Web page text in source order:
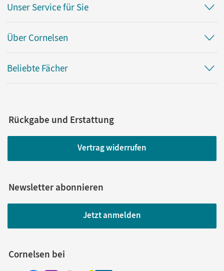
Unser Service für Sie
Über Cornelsen
Beliebte Fächer
Rückgabe und Erstattung
Vertrag widerrufen
Newsletter abonnieren
Jetzt anmelden
Cornelsen bei